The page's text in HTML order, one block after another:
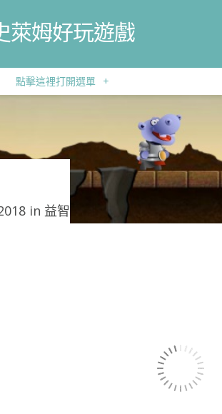
萊姆好玩遊戲
點擊這裡打開選單 +
in 益智